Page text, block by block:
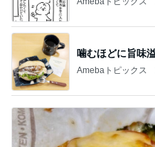
また買いたいと思えるおいしさ